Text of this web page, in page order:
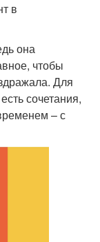
в
она
чтобы
Для
сочетания,
– с